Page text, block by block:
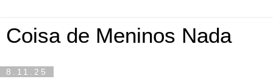
Coisa de Meninos Nada
8.11.25